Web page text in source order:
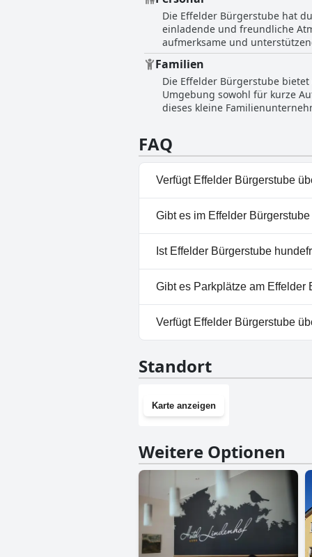
Umgebung für einen
und sorgen dafür, dass es den
Die Effelder Bürgerstube hat
einladende und freundliche
aufmerksame und
familiengeführte
anmerken, dass die Besitzer
zum Auschecken, was den
der Erfahrung zu sein und
engagierten Leuten bei.
Familien
Die Effelder Bürgerstube
Umgebung sowohl für kurze
dieses kleine
angenehmes und
FAQ
Verfügt Effelder Bürgerstube
Nein, Effelder Bürgerstube hat
Gibt es im Effelder
Nein, ein Spa ist im Effelder
Ist Effelder Bürgerstube
Ja, Effelder Bürgerstube heißt
Gibt es Parkplätze am Effelder
Ja, Parkmöglichkeiten sind
Verfügt Effelder Bürgerstube
Standort
Karte anzeigen
Weitere Optionen